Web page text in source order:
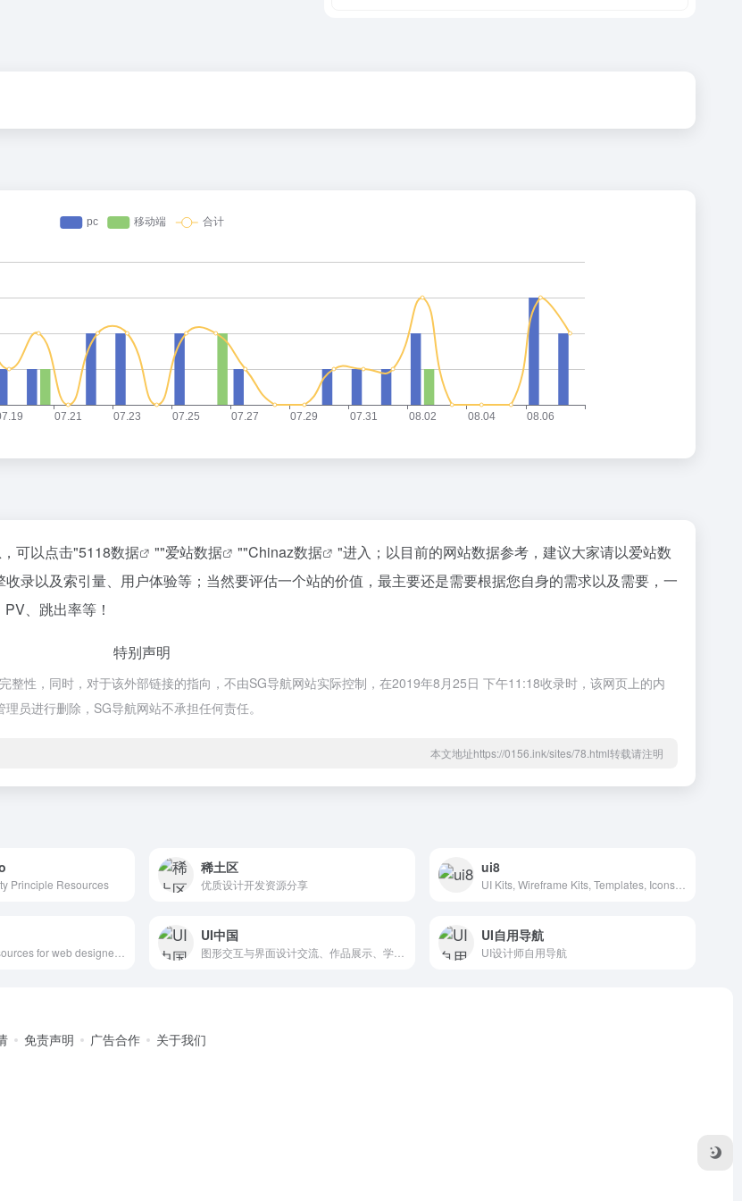
可以点击"5118数据 ""爱站数据 ""Chinaz数据
"进入；以目前的网站数据参考，建议大家请以爱站数
录以及索引量、用户体验等；当然要评估一个站的价值，最主要还是需要根据您自身的需求以及需要，一
、跳出率等！
特别声明
性，同时，对于该外部链接的指向，不由SG导航网站实际控制，在2019年8月25日 下午11:18收录时，该网页上的内
员进行删除，SG导航网站不承担任何责任。
本文地址https://0156.ink/sites/78.html转载请注明
Principle Resources
稀土区
优质设计开发资源分享
ui8
UI中国 UI自用导航
UI设计师自用导航
免责声明 广告合作 关于我们